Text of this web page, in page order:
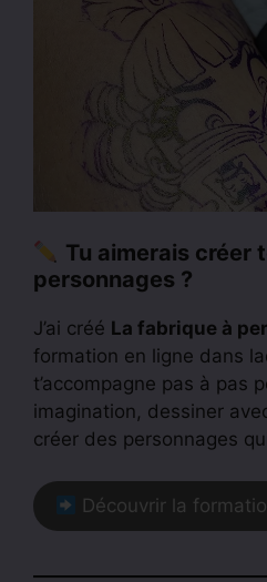
Tu aimerais créer
personnages ?
J’ai créé La fabrique à
formation en ligne dans
t’accompagne pas à pas
imagination, dessiner
créer des personnages
Découvrir la